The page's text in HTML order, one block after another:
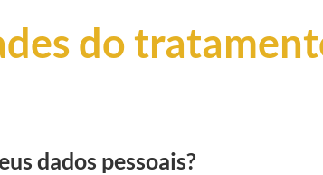
do
dados pessoais?